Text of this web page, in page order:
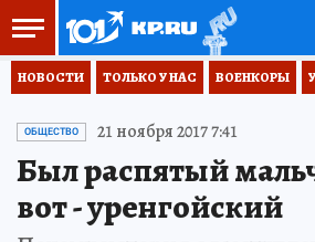
НОВОСТИ ТОЛЬКО У НАС ВОЕНКОРЫ
ОБЩЕСТВО 21 ноября 2017 7:41
Был распятый
вот - уренгойский